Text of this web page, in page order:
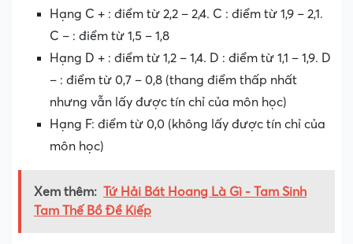
Hạng C + : điểm từ 2,2 – 2,4. C : điểm từ 1,9 – 2,1.
C – : điểm từ 1,5 – 1,8
Hạng D + : điểm từ 1,2 – 1,4. D : điểm từ 1,1 – 1,9. D
– : điểm từ 0,7 – 0,8 (thang điểm thấp nhất
nhưng vẫn lấy được tín chỉ của môn học)
Hạng F: điểm từ 0,0 (không lấy được tín chỉ của
môn học)
Xem thêm: Tứ Hải Bát Hoang Là Gì - Tam Sinh
Tam Thế Bồ Đề Kiếp